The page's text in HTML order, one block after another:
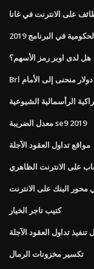
على الانترنت في غانا
في البرنامج 2019
هل لدى اوبر رمز الأسهم؟
Brl دولار منحنى إلى الأمام
الرأسمالية الشيوعية
معدل الضريبة se9 2019
مواقع تداول العقود الآجلة
على الانترنت الظاهري
محور البنك على الانترنت
كتيب تاجر الخيار
تداول العقود الآجلة
تكسير مخزونات الرمال